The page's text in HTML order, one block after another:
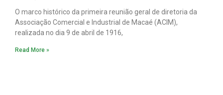
O marco histórico da primeira reunião geral de diretoria da
Associação Comercial e Industrial de Macaé (ACIM),
realizada no dia 9 de abril de 1916,
Read More »